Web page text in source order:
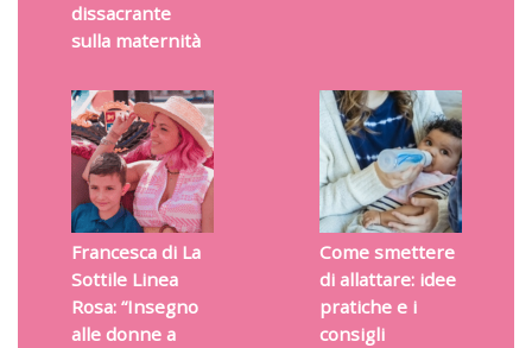
dissacrante
sulla maternità
Francesca di La
Sottile Linea
Rosa: “Insegno
alle donne a
Come smettere
di allattare: idee
pratiche e i
consigli